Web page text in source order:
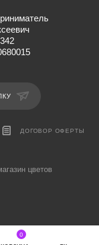
ДОГОВОР ОФЕРТЫ
цветов
0